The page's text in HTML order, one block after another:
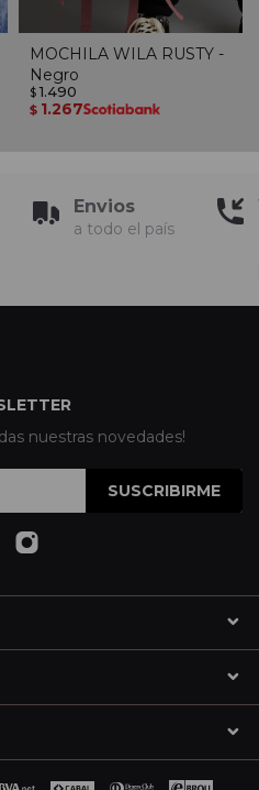
MOCHILA WILA RUSTY -
Negro
$ 1.490
$ 1.267
Envios
a todo el país
nuestras novedades!
SUSCRIBIRME